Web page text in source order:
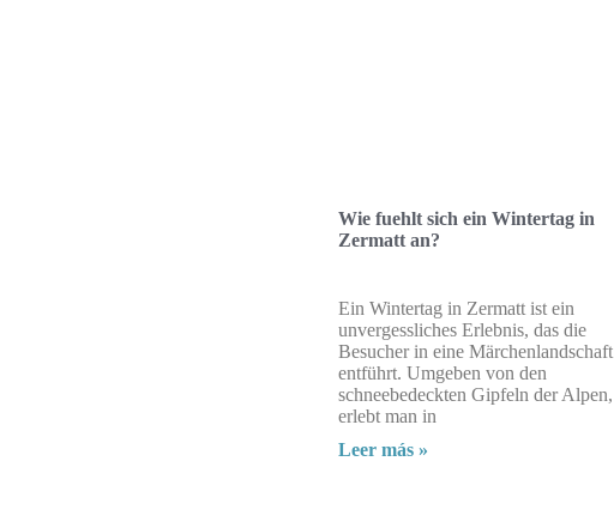
Wie fuehlt sich ein Wintertag in
Zermatt an?
Ein Wintertag in Zermatt ist ein
unvergessliches Erlebnis, das die
Besucher in eine Märchenlandschaft
entführt. Umgeben von den
schneebedeckten Gipfeln der Alpen,
erlebt man in
Leer más »